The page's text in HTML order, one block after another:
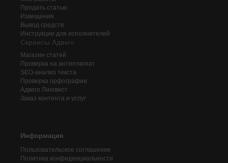
Продать статью
Извещения
Вывод средств
Инструкции для исполнителей
Сервисы Адвего
Магазин статей
Проверка на антиплагиат
SEO-анализ текста
Проверка орфографии
Адвего Лингвист
Заказ контента и услуг
Информация
Пользовательское соглашение
Политика конфиденциальности